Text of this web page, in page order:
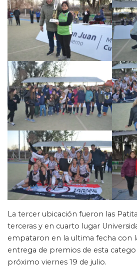
La tercer ubicación fueron las
terceras y en cuarto lugar
empataron en la ultima fecha con
entrega de premios de esta
próximo viernes 19 de julio.